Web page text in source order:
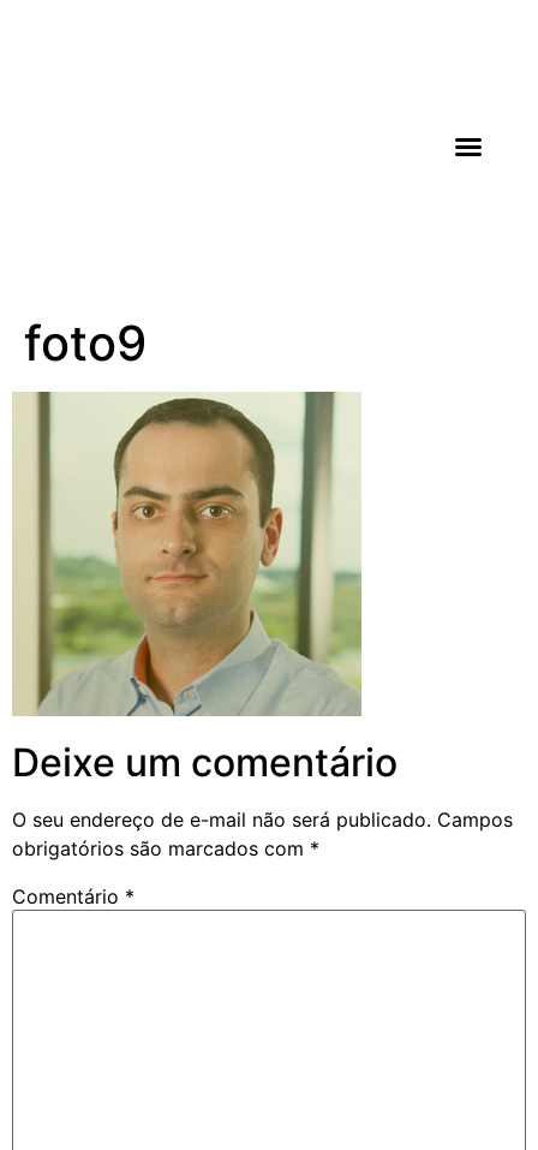
foto9
Deixe um comentário
O seu endereço de e-mail não será publicado. Campos
obrigatórios são marcados com *
Comentário *